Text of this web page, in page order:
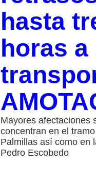
hasta
horas a
Mayores afectaciones
concentran en el
Palmillas así como en
Pedro Escobedo